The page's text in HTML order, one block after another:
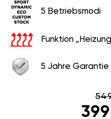
5 Betriebsmodi
Funktion
5 Jahre Garantie